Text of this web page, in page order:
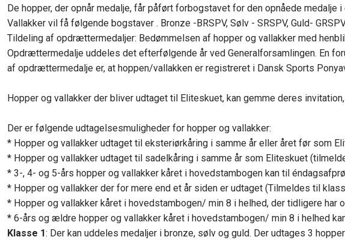
​De hopper, der opnår medalje, får påført forbogstavet for den opnåede medalje i
​Vallakker vil få følgende bogstaver . Bronze -BRSPV, Sølv - SRSPV, Guld-
​Tildeling af opdrættermedaljer: Bedømmelsen af hopper og vallakker med
Opdrættermedalje uddeles det efterfølgende år ved Generalforsamlingen. En
af opdrættermedalje er, at hoppen/vallakken er registreret i Dansk Sports
Hopper og vallakker der bliver udtaget til Eliteskuet, kan gemme deres
Der er følgende udtagelsesmuligheder for hopper og vallakker:
* Hopper og vallakker udtaget til eksteriørkåring i samme år eller året før som
* Hopper og vallakker udtaget til sadelkåring i samme år som Eliteskuet
* 3-, 4- og 5-års hopper og vallakker kåret i hovedstambogen kan til
* Hopper og vallakker der for mere end et år siden er udtaget (Tilmeldes til
* Hopper og vallakker kåret i hovedstambogen/ min 8 i helhed, der tidligere har
* 6-års og ældre hopper og vallakker kåret i hovedstambogen/ min 8 i helhed
Klasse 1: Der kan uddeles medaljer i bronze, sølv og guld. Der udtages 3